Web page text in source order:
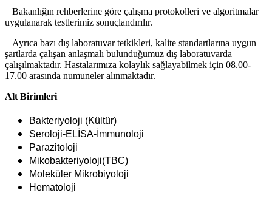
Bakanlığın rehberlerine göre çalışma protokolleri ve algoritmalar
uygulanarak testlerimiz sonuçlandırılır.
Ayrıca bazı dış laboratuvar tetkikleri, kalite standartlarına uygun
şartlarda çalışan anlaşmalı bulunduğumuz dış laboratuvarda
çalışılmaktadır. Hastalarımıza kolaylık sağlayabilmek için 08.00-
17.00 arasında numuneler alınmaktadır.
Alt Birimleri
Bakteriyoloji (Kültür)
Seroloji-ELİSA-İmmunoloji
Parazitoloji
Mikobakteriyoloji(TBC)
Moleküler Mikrobiyoloji
Hematoloji